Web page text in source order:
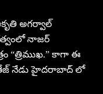
అగర్వాల్
నాజర్
“త్రిముఖ.” కాగా ఈ
నేడు హైదరాబాద్ లో